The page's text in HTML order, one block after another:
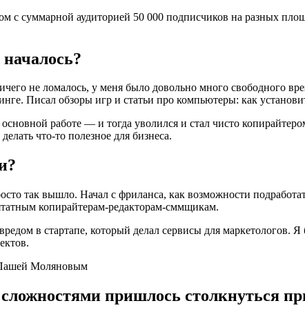
с суммарной аудиторией 50 000 подписчиков на разных
не ломалось, у меня было довольно много свободного
Писал обзоры игр и статьи про компьютеры: как
работе — и тогда уволился и стал чисто
что-то полезное для бизнеса.
так вышло. Начал с фриланса, как возможности
копирайтерам-редакторам-сммщикам.
в стартапе, который делал сервисы для
пришлось столкнуться